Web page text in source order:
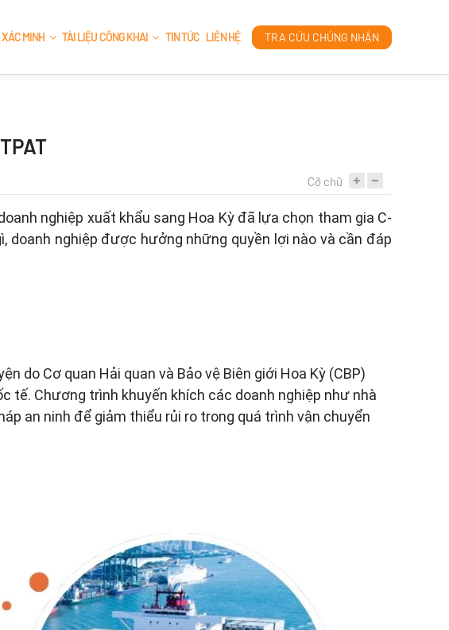
TRA CỨU CHỨNG NHẬN
G.A.P.
MINH TÀI LIỆU CÔNG KHAI TIN TỨC LIÊN HỆ
Cỡ chữ
nghiệp xuất khẩu sang Hoa Kỳ đã lựa chọn tham gia C-
doanh nghiệp được hưởng những quyền lợi nào và cần đáp
do Cơ quan Hải quan và Bảo vệ Biên giới Hoa Kỳ (CBP)
tế. Chương trình khuyến khích các doanh nghiệp như nhà
an ninh để giảm thiểu rủi ro trong quá trình vận chuyển